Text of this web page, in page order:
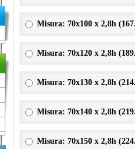
Misura: 70x100 x 2,8h (
Misura: 70x120 x 2,8h (
Misura: 70x130 x 2,8h (
Misura: 70x140 x 2,8h (
Misura: 70x150 x 2,8h (